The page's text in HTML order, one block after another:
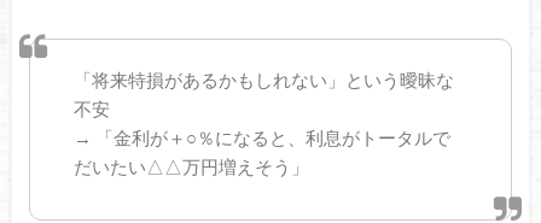
「将来特損があるかもしれない」という曖昧な
不安
→ 「金利が＋○％になると、利息がトータルで
だいたい△△万円増えそう」